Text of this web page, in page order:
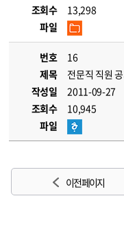
조회수
13,298
파일
번호
16
제목
전문직 직원
작성일
2011-09-27
조회수
10,945
파일
이전 페이지